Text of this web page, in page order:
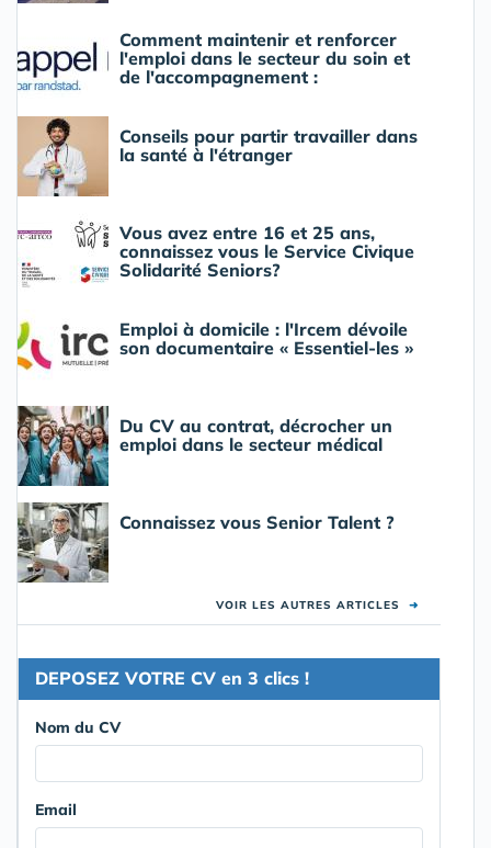
Comment maintenir et renforcer
l'emploi dans le secteur du soin et
de l'accompagnement :
Conseils pour partir travailler dans
la santé à l'étranger
Vous avez entre 16 et 25 ans,
connaissez vous le Service Civique
Solidarité Seniors?
Emploi à domicile : l'Ircem dévoile
son documentaire « Essentiel-les »
Du CV au contrat, décrocher un
emploi dans le secteur médical
Connaissez vous Senior Talent ?
VOIR LES AUTRES ARTICLES ➜
DEPOSEZ VOTRE CV en 3 clics !
Nom du CV
Email